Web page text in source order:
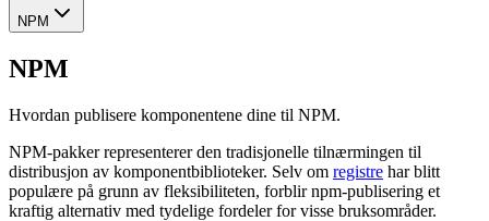
NPM
NPM
Hvordan publisere komponentene dine til NPM.
NPM-pakker representerer den tradisjonelle tilnærmingen til
distribusjon av komponentbiblioteker. Selv om registre har blitt
populære på grunn av fleksibiliteten, forblir npm-publisering et
kraftig alternativ med tydelige fordeler for visse bruksområder.